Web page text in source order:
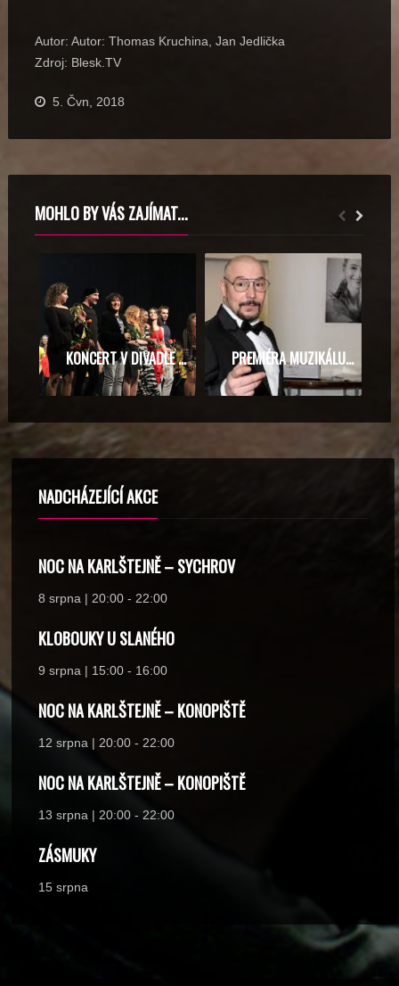
Autor: Autor: Thomas Kruchina, Jan Jedlička
Zdroj: Blesk.TV
5. Čvn, 2018
MOHLO BY VÁS ZAJÍMAT...
KONCERT V DIVADLE HYBERNIA 7.5. 2018 „SRDCE POMÁHÁ“ PREMIÉRA MUZIKÁLU LÁSKA NEBESKÁ
NADCHÁZEJÍCÍ AKCE
NOC NA KARLŠTEJNĚ – SYCHROV
8 srpna | 20:00 -22:00
KLOBOUKY U SLANÉHO
9 srpna | 15:00 - 16:00
NOC NA KARLŠTEJNĚ – KONOPIŠTĚ
12 srpna | 20:00 -22:00
NOC NA KARLŠTEJNĚ – KONOPIŠTĚ
13 srpna | 20:00 -22:00
ZÁSMUKY
15 srpna